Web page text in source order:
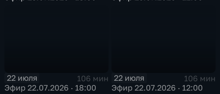
22 июля
106 мин
Эфир 22.07.2026 · 18:00
22 июля
106 мин
Эфир 22.07.2026 · 12:00